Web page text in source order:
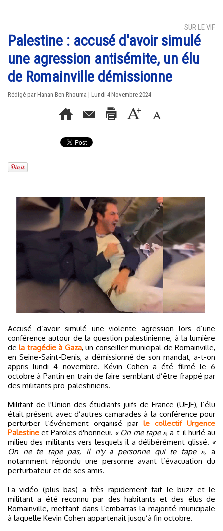
SUR LE VIF
Palestine : accusé d'avoir simulé
une agression antisémite, un élu
de Romainville démissionne
Rédigé par Hanan Ben Rhouma | Lundi 4 Novembre 2024
Accusé d’avoir simulé une violente agression lors d’une
conférence autour de la question palestinienne, à la lumière
dela tragédie à Gaza, un conseiller municipal de Romainville,
en Seine-Saint-Denis, a démissionné de son mandat, a-t-on
appris lundi 4 novembre. Kévin Cohen a été filmé le 6
octobre à Pantin en train de faire semblant d’être frappé par
des militants pro-palestiniens.
Militant de l'Union des étudiants juifs de France (UEJF), l’élu
était présent avec d’autres camarades à la conférence pour
perturber l’événement organisé par le collectif Urgence
Palestine et Paroles d'honneur. « On me tape », a-t-il hurlé au
milieu des militants vers lesquels il a délibérément glissé. «
On ne te tape pas, il n'y a personne qui te tape », a
notamment répondu une personne avant l’évacuation du
perturbateur et de ses amis.
La vidéo (plus bas) a très rapidement fait le buzz et le
militant a été reconnu par des habitants et des élus de
Romainville, mettant dans l’embarras la majorité municipale
à laquelle Kevin Cohen appartenait jusqu’à fin octobre.